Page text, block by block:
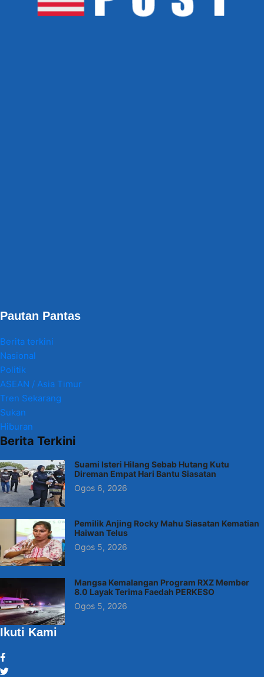
Pautan Pantas
Berita terkini
Nasional
Politik
ASEAN / Asia Timur
Tren Sekarang
Sukan
Hiburan
Berita Terkini
Suami Isteri Hilang Sebab Hutang Kutu
Direman Empat Hari Bantu Siasatan
Ogos 6, 2026
Pemilik Anjing Rocky Mahu Siasatan Kematian
Haiwan Telus
Ogos 5, 2026
Mangsa Kemalangan Program RXZ Member
8.0 Layak Terima Faedah PERKESO
Ogos 5, 2026
Ikuti Kami